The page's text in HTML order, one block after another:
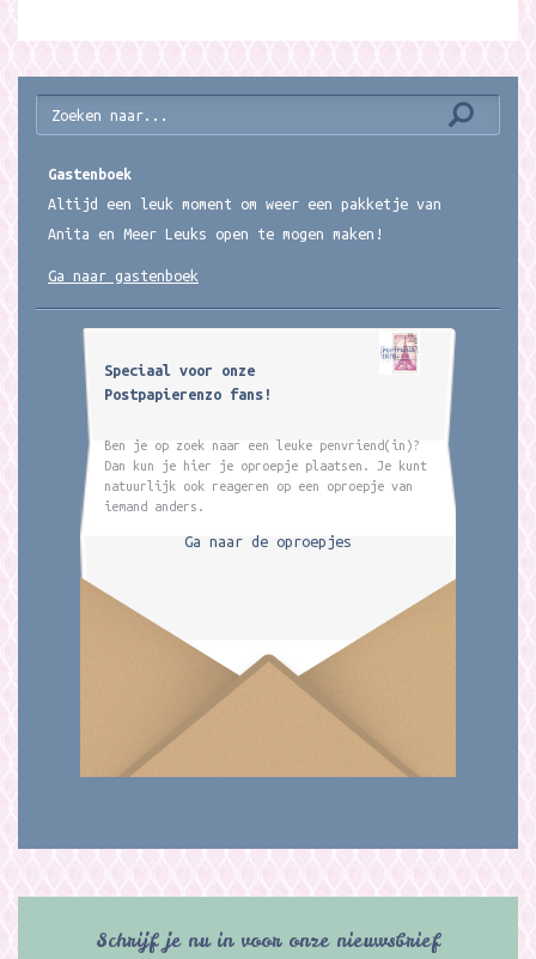
Gastenboek
Altijd een leuk moment om weer een pakketje van
Anita en Meer Leuks open te mogen maken!
Ga naar gastenboek
Speciaal voor onze
Postpapierenzo fans!
Ben je op zoek naar een leuke penvriend(in)?
Dan kun je hier je oproepje plaatsen. Je kunt
natuurlijk ook reageren op een oproepje van
iemand anders.
Ga naar de oproepjes
Schrijf je nu in voor onze nieuwsbrief